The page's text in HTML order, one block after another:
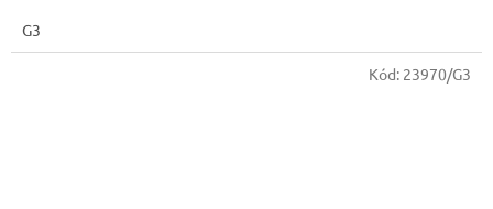
G3
Kód: 23970/G3